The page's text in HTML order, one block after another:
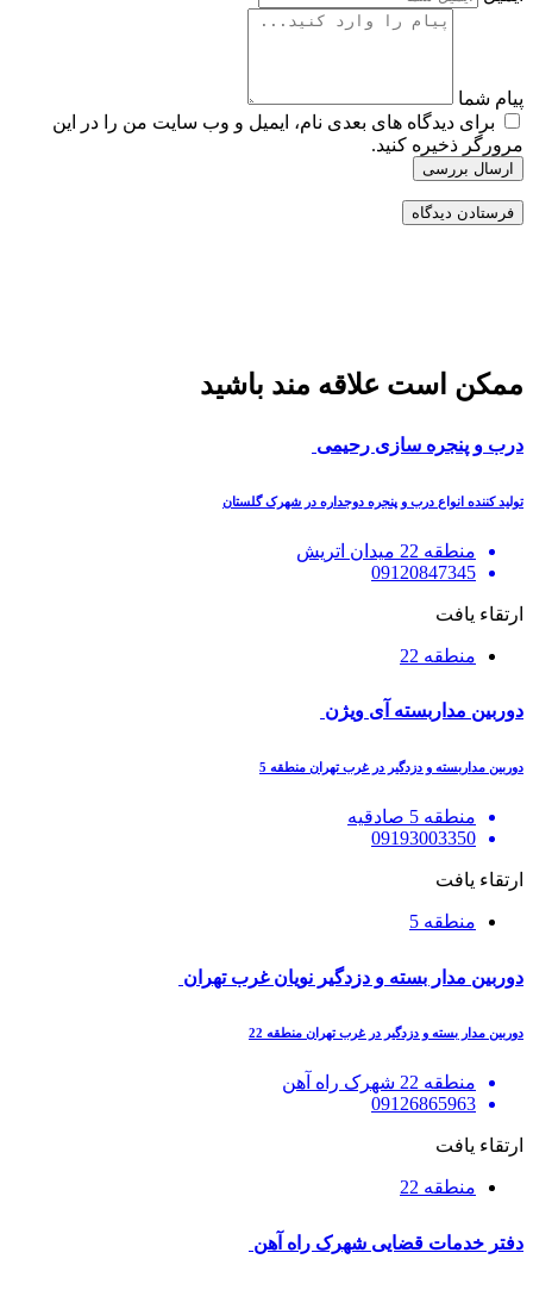
پیام شما
برای دیدگاه های بعدی نام، ایمیل و وب سایت من را در این
مرورگر ذخیره کنید.
ارسال بررسی
ممکن است علاقه مند باشید
درب و پنجره سازی رحیمی
تولید کننده انواع درب و پنجره دوجداره در شهرک گلستان
منطقه 22 میدان اتریش
09120847345
ارتقاء یافت
منطقه 22
دوربین مداربسته آی ویژن
دوربین مداربسته و دزدگیر در غرب تهران منطقه 5
منطقه 5 صادقیه
09193003350
ارتقاء یافت
منطقه 5
دوربین مدار بسته و دزدگیر نویان غرب تهران
دوربین مدار بسته و دزدگیر در غرب تهران منطقه 22
منطقه 22 شهرک راه آهن
09126865963
ارتقاء یافت
منطقه 22
دفتر خدمات قضایی شهرک راه آهن